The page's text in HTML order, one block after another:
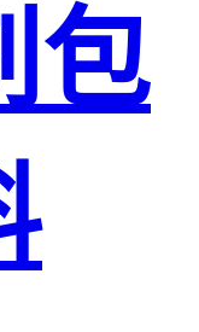
包